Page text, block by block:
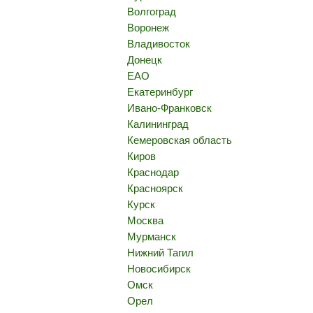
Волгоград
Воронеж
Владивосток
Донецк
ЕАО
Екатеринбург
Ивано-Франковск
Калининград
Кемеровская область
Киров
Краснодар
Красноярск
Курск
Москва
Мурманск
Нижний Тагил
Новосибирск
Омск
Орел